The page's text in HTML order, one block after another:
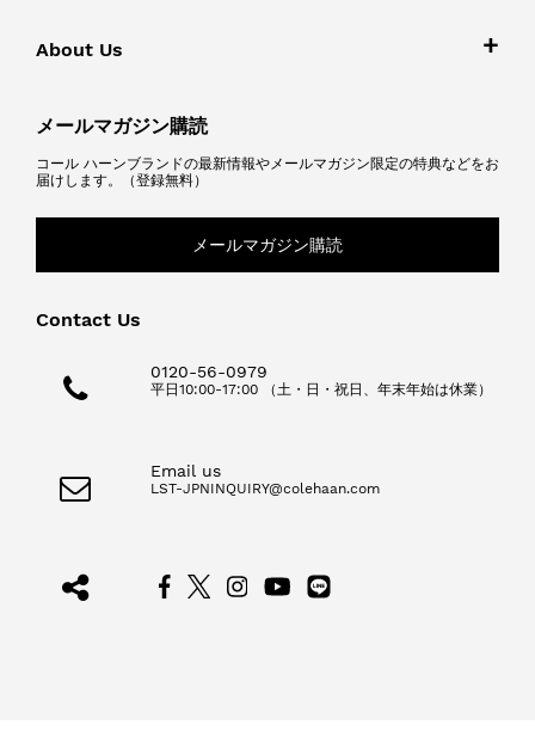
About Us
メールマガジン購読
コール ハーンブランドの最新情報やメールマガジン限定の特典などをお
届けします。（登録無料）
メールマガジン購読
Contact Us
0120-56-0979
平日10:00-17:00 （土・日・祝日、年末年始は休業）
Email us
LST-JPNINQUIRY@colehaan.com